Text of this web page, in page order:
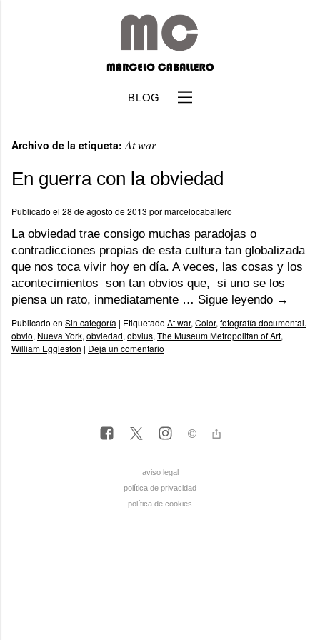
BLOG
Archivo de la etiqueta:At war
En guerra con la obviedad
Publicado el 28 de agosto de 2013 pormarcelocaballero
La obviedad trae consigo muchas paradojas o
contradicciones propias de esta cultura tan globalizada
que nos toca vivir hoy en día. A veces, las cosas y los
acontecimientos son tan obvios que, si uno se los
piensa un rato, inmediatamente … Sigue leyendo →
Publicado en Sin categoría | Etiquetado At war, Color, fotografía documental.
obvio, Nueva York, obviedad, obvius, The Museum Metropolitan of Art,
William Eggleston | Deja un comentario
aviso legal
política de privacidad
política de cookies